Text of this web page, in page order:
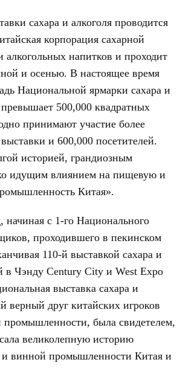
сахара и алкоголя проводится
корпорация сахарной
напитков и проходит
и осенью. В настоящее время
Национальной ярмарки сахара и
превышает 500,000 квадратных
принимают участие более
и 600,000 посетителей.
историей, грандиозным
идущим влиянием на пищевую и
Китая».
начиная с 1-го Национального
проходившего в пекинском
110-й выставкой сахара и
в Чэнду Century City и West Expo
выставка сахара и
верный друг китайских игроков
была свидетелем,
великолепную историю
и винной промышленности Китая и